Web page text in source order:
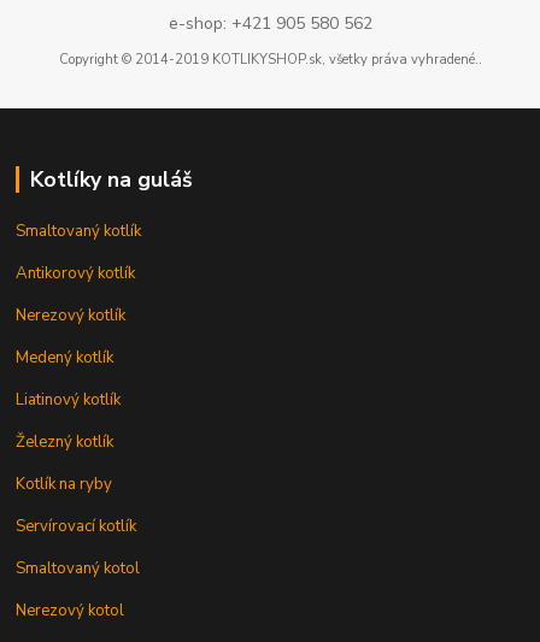
e-shop: +421 905 580 562
Copyright © 2014-2019 KOTLIKYSHOP.sk, všetky práva vyhradené..
Kotlíky na guláš
Smaltovaný kotlík
Antikorový kotlík
Nerezový kotlík
Medený kotlík
Liatinový kotlík
Železný kotlík
Kotlík na ryby
Servírovací kotlík
Smaltovaný kotol
Nerezový kotol